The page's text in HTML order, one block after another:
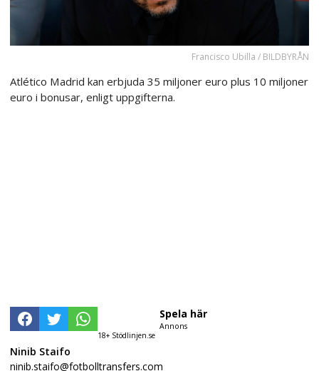
Francisco Ubilla / BILDBYRÅN
Atlético Madrid kan erbjuda 35 miljoner euro plus 10 miljoner
euro i bonusar, enligt uppgifterna.
18+ Stödlinjen.se
Spela här
Annons
Ninib Staifo
ninib.staifo@fotbolltransfers.com